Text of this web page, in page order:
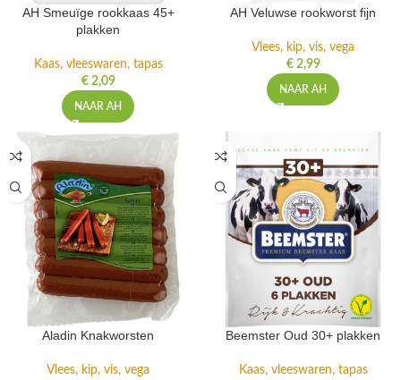
AH Smeuïge rookkaas 45+
plakken
Kaas, vleeswaren, tapas
€2,09
NAAR AH
AH Veluwse rookworst fijn
Vlees, kip, vis, vega
€2,99
NAAR AH
Aladin Knakworsten
Vlees, kip, vis, vega
Beemster Oud 30+ plakken
Kaas, vleeswaren, tapas